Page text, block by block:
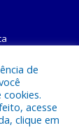
de
de
acesse
clique em